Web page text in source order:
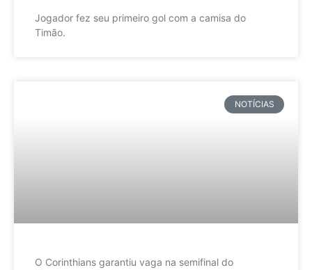
Jogador fez seu primeiro gol com a camisa do
Timão.
NOTÍCIAS
O Corinthians garantiu vaga na semifinal do